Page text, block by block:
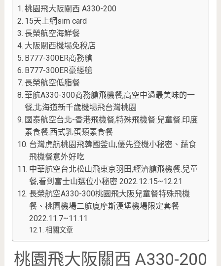
桃園飛大阪關西 A330-200
15天上網sim card
長榮航空海鮮餐
大阪關西機場免稅店
B777-300ER商務艙
B777-300ER豪經艙
長榮航空低脂餐
華航A330-300商務艙飛機餐,高空中過最美味的一
餐,北海道新千歲機場飛台灣桃園
國泰航空台北-香港飛機餐,特殊飛機餐:兒童餐.印度
素食餐.西式乳蛋類素食餐
台灣虎航桃園飛韓國釜山,優先登機小秘密、蔬食
飛機餐意外好吃
中華航空台北松山飛東京羽田,經濟艙飛機餐.兒童
餐,看到富士山選位小秘密 2022.12.15~12.21
長榮航空A330-300桃園飛大阪兒童餐特殊飛機
餐、桃園機場二航廈摩斯漢堡機場限定套餐
2022.11.7~11.11
相關文章
桃園飛大阪關西 A330-200